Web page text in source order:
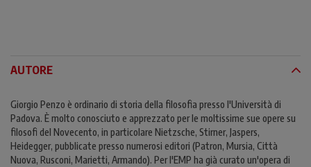
AUTORE
Giorgio Penzo è ordinario di storia della filosofia presso l'Università di
Padova. È molto conosciuto e apprezzato per le moltissime sue opere su
filosofi del Novecento, in particolare Nietzsche, Stirner, Jaspers,
Heidegger, pubblicate presso numerosi editori (Patron, Mursia, Città
Nuova, Rusconi, Marietti, Armando). Per l'EMP ha già curato un'opera di